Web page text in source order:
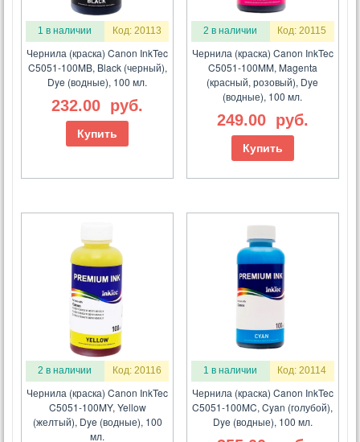
1 в наличии Код: 20113
Чернила (краска) Canon InkTec
C5051-100MB, Black (черный),
Dye (водные), 100 мл.
232.00 руб.
Купить
2 в наличии Код: 20115
Чернила (краска) Canon InkTec
C5051-100MM, Magenta
(красный, розовый), Dye
(водные), 100 мл.
249.00 руб.
Купить
2 в наличии Код: 20116
Чернила (краска) Canon InkTec
C5051-100MY, Yellow
(желтый), Dye (водные), 100
мл.
1 в наличии Код: 20114
Чернила (краска) Canon InkTec
C5051-100MC, Cyan (голубой),
Dye (водные), 100 мл.